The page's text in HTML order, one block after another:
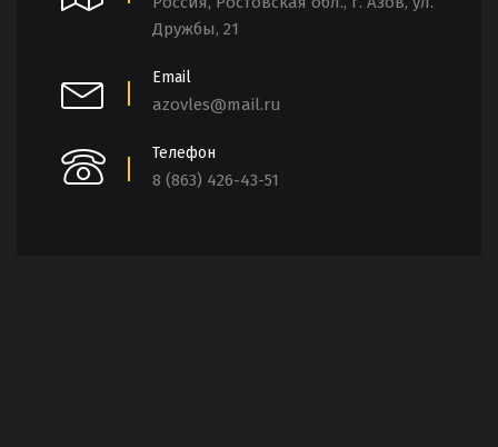
Дружбы, 21
Email
azovles@mail.ru
Телефон
8 (863) 426-43-51